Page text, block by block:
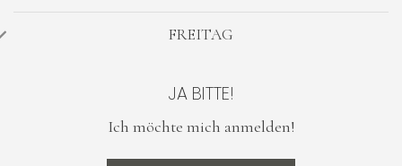
FREITAG
JA BITTE!
Ich möchte mich anmelden!